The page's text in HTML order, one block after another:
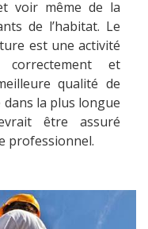
voir même de la
de l’habitat. Le
est une activité
et
qualité de
la plus longue
être assuré
professionnel.